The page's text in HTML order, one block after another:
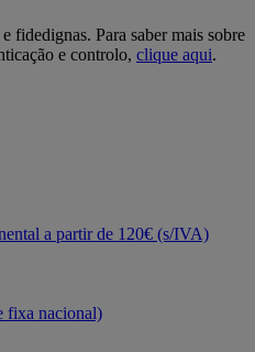
fidedignas. Para saber mais sobre
e controlo, clique aqui.
a partir de 120€ (s/IVA)
fixa nacional)